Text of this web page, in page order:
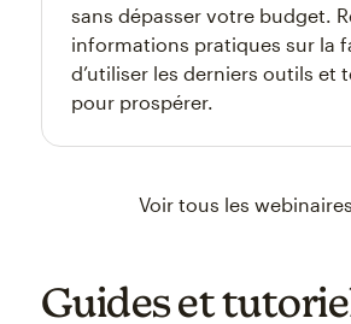
sans dépasser votre budget.
informations pratiques sur la
d’utiliser les derniers outils et
pour prospérer.
Voir tous les webinaires
Guides et